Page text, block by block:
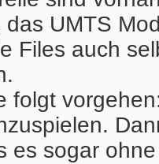
das UMTS
Files auch
folgt
es sogar